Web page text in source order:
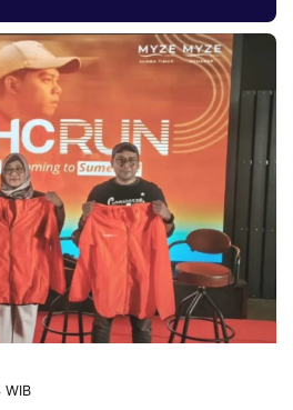
WIB